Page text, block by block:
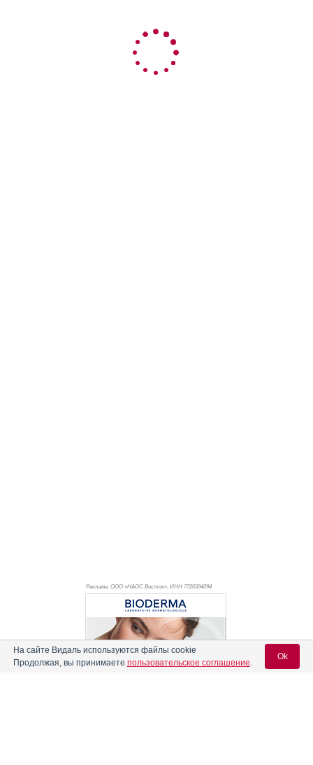
Реклама. ООО «НАОС Восток», ИНН 7720394094
На сайте Видаль используются файлы cookie
Продолжая, вы принимаете пользовательское соглашение.
Ok